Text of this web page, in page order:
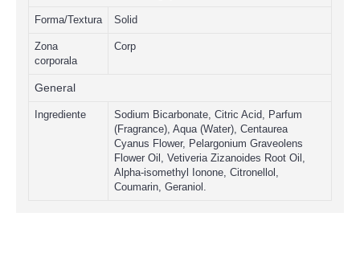
Forma/Textura Solid
Zona
corporala
Corp
General
Ingrediente
Sodium Bicarbonate, Citric Acid, Parfum
(Fragrance), Aqua (Water), Centaurea
Cyanus Flower, Pelargonium Graveolens
Flower Oil, Vetiveria Zizanoides Root Oil,
Alpha-isomethyl Ionone, Citronellol,
Coumarin, Geraniol.